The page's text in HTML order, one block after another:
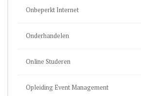
Onbeperkt Internet
Onderhandelen
Online Studeren
Opleiding Event Management